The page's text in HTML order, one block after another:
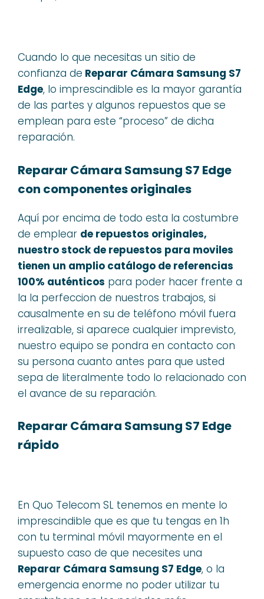
Cuando lo que necesitas un sitio de
confianza de Reparar Cámara Samsung S7
Edge, lo imprescindible es la mayor garantía
de las partes y algunos repuestos que se
emplean para este “proceso” de dicha
reparación.
Reparar Cámara Samsung S7 Edge
con componentes originales
Aquí por encima de todo esta la costumbre
de emplear de repuestos originales,
nuestro stock de repuestos para moviles
tienen un amplio catálogo de referencias
100% auténticos para poder hacer frente a
la la perfeccion de nuestros trabajos, si
causalmente en su de teléfono móvil fuera
irrealizable, si aparece cualquier imprevisto,
nuestro equipo se pondra en contacto con
su persona cuanto antes para que usted
sepa de literalmente todo lo relacionado con
el avance de su reparación.
Reparar Cámara Samsung S7 Edge
rápido
En Quo Telecom SL tenemos en mente lo
imprescindible que es que tu tengas en 1h
con tu terminal móvil mayormente en el
supuesto caso de que necesites una
Reparar Cámara Samsung S7 Edge, o la
emergencia enorme no poder utilizar tu